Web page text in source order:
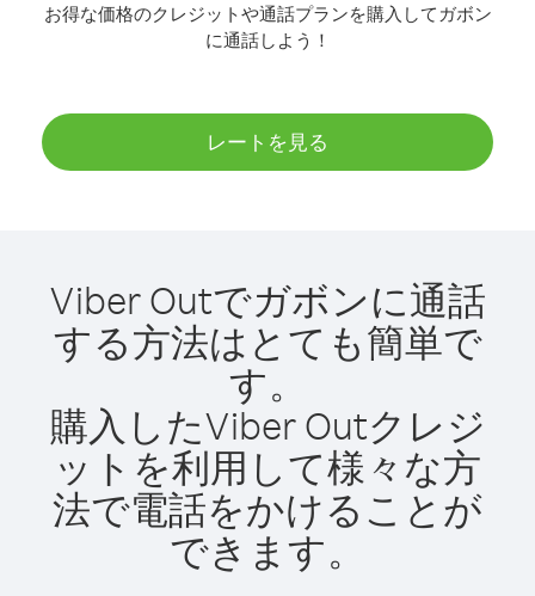
お得な価格のクレジットや通話プランを購入してガボン
に通話しよう！
レートを見る
Viber Outでガボンに通話
する方法はとても簡単で
す。
購入したViber Outクレジ
ットを利用して様々な方
法で電話をかけることが
できます。